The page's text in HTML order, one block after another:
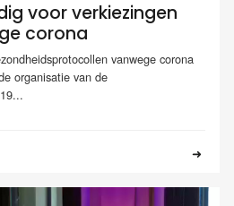
voor verkiezingen
corona
vanwege corona
organisatie van de